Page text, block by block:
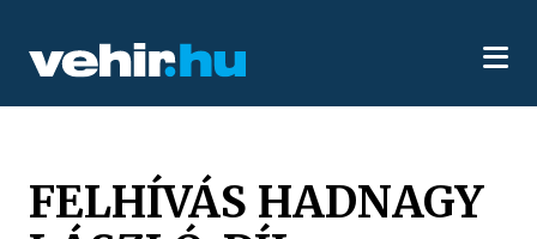
FELHÍVÁS HADNAGY